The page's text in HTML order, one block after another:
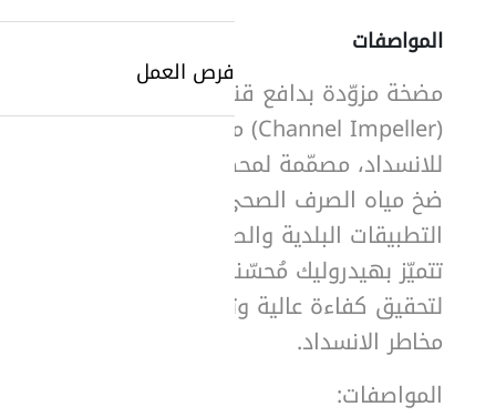
فرص العمل
SearchButtonText
المواصفات
مضخة مزوّدة بدافع قنواتي
(Channel Impeller) مقاوم
للانسداد، مصمّمة لمحطات
ضخ مياه الصرف الصحي في
التطبيقات البلدية والصناعية.
تتميّز بهيدروليك مُحسّنة
لتحقيق كفاءة عالية وتقليل
مخاطر الانسداد.
المواصفات: